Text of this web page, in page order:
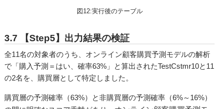
図12:実行後のテーブル
3.7 【Step5】出力結果の検証
全11名の対象者のうち、オンライン顧客購買予測モデルの解析
で「購入予測＝はい、確率63%」と算出されたTestCstmr10と11
の2名を、購買層として特定しました。
購買層の予測確率（63%）と非購買層の予測確率（6%～16%）